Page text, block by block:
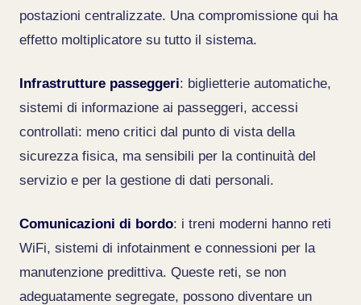
postazioni centralizzate. Una compromissione qui ha
effetto moltiplicatore su tutto il sistema.
Infrastrutture passeggeri: biglietterie automatiche,
sistemi di informazione ai passeggeri, accessi
controllati: meno critici dal punto di vista della
sicurezza fisica, ma sensibili per la continuità del
servizio e per la gestione di dati personali.
Comunicazioni di bordo: i treni moderni hanno reti
WiFi, sistemi di infotainment e connessioni per la
manutenzione predittiva. Queste reti, se non
adeguatamente segregate, possono diventare un